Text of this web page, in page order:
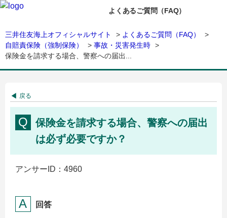
よくあるご質問（FAQ）
三井住友海上オフィシャルサイト > よくあるご質問（FAQ）
>
自賠責保険（強制保険）
> 事故・災害発生時 >
保険金を請求する場合、警察への届出...
戻る
保険金を請求する場合、警察への届出
は必ず必要ですか？
アンサーID：4960
回答